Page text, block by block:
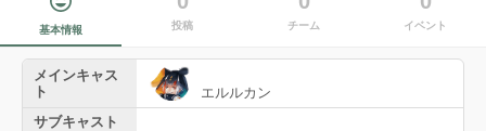
基本情報 投稿 チーム イベント
メインキャス
ト
エルルカン
サブキャスト